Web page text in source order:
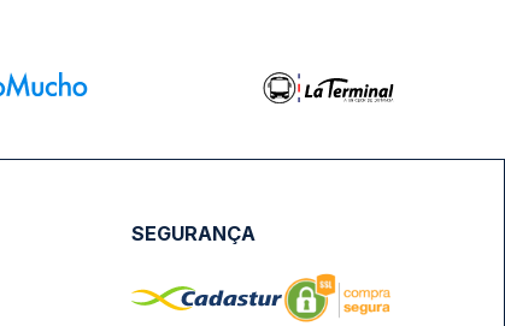
SEGURANÇA